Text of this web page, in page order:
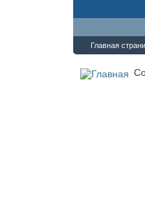
Главная